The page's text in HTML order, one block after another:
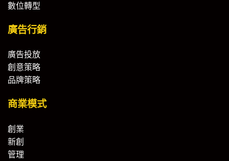
數位轉型
廣告行銷
廣告投放
創意策略
品牌策略
商業模式
創業
新創
管理